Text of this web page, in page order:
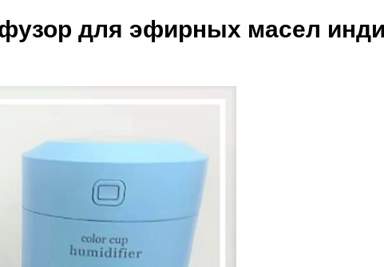
для эфирных масел